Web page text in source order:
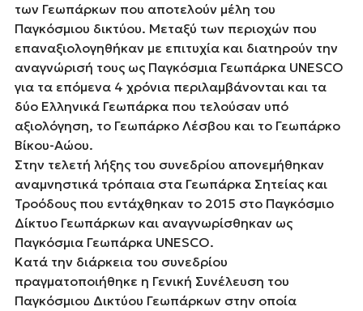
των Γεωπάρκων που αποτελούν μέλη του
Παγκόσμιου δικτύου. Μεταξύ των περιοχών που
επαναξιολογηθήκαν με επιτυχία και διατηρούν την
αναγνώρισή τους ως Παγκόσμια Γεωπάρκα UNESCO
για τα επόμενα 4 χρόνια περιλαμβάνονται και τα
δύο Ελληνικά Γεωπάρκα που τελούσαν υπό
αξιολόγηση, το Γεωπάρκο Λέσβου και το Γεωπάρκο
Βίκου-Αώου.
Στην τελετή λήξης του συνεδρίου απονεμήθηκαν
αναμνηστικά τρόπαια στα Γεωπάρκα Σητείας και
Τροόδους που εντάχθηκαν το 2015 στο Παγκόσμιο
Δίκτυο Γεωπάρκων και αναγνωρίσθηκαν ως
Παγκόσμια Γεωπάρκα UNESCO.
Κατά την διάρκεια του συνεδρίου
πραγματοποιήθηκε η Γενική Συνέλευση του
Παγκόσμιου Δικτύου Γεωπάρκων στην οποία